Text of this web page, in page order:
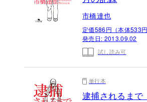
市橋達也
定価586円（本体533円
発売日: 2013.09.02
試し読み可
単行本
逮捕されるま